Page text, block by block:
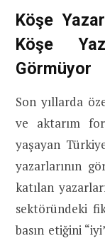
Köşe
Köşe
Görmüyor
Son yıllarda
ve aktarım
yaşayan
yazarlarının
katılan
sektöründeki
basın etiğini